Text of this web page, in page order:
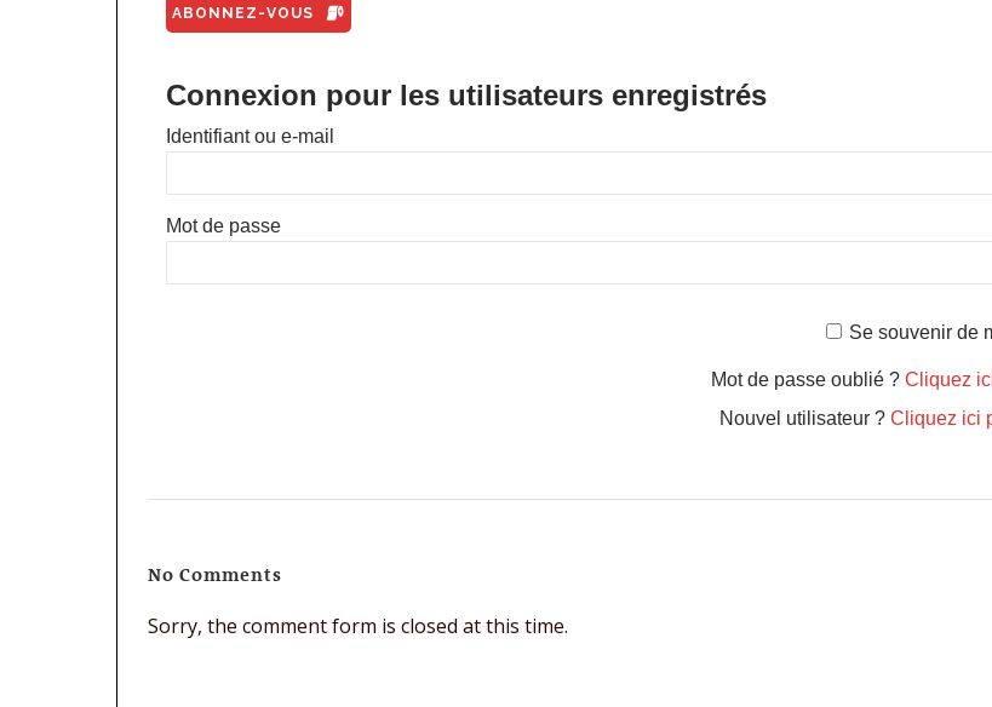
ABONNEZ-VOUS
Connexion pour les utilisateurs enregistrés
Identifiant ou e-mail
Mot de passe
Se souvenir de
Mot de passe oublié ? Cliquez
Nouvel utilisateur ? Cliquez ici
No Comments
Sorry, the comment form is closed at this time.